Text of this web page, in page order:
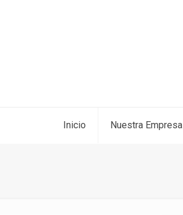
Inicio Nuestra Empresa